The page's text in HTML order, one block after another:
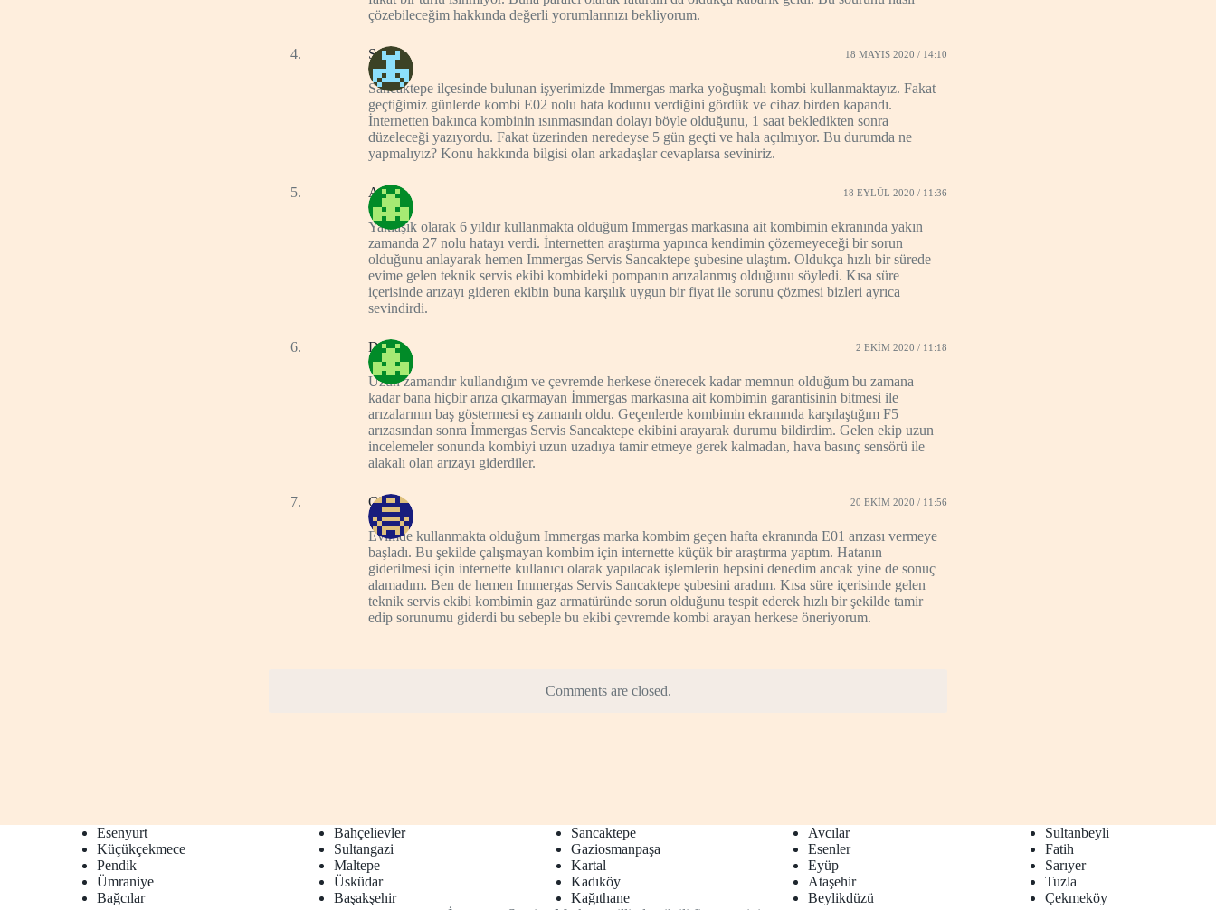
çözebileceğim hakkında değerli yorumlarınızı bekliyorum.
Selim 18 MAYIS 2020 / 14:10
Sancaktepe ilçesinde bulunan işyerimizde Immergas marka yoğuşmalı kombi kullanmaktayız. Fakat
geçtiğimiz günlerde kombi E02 nolu hata kodunu verdiğini gördük ve cihaz birden kapandı.
İnternetten bakınca kombinin ısınmasından dolayı böyle olduğunu, 1 saat bekledikten sonra
düzeleceği yazıyordu. Fakat üzerinden neredeyse 5 gün geçti ve hala açılmıyor. Bu durumda ne
yapmalıyız? Konu hakkında bilgisi olan arkadaşlar cevaplarsa seviniriz.
Ayşe 18 EYLÜL 2020 / 11:36
Yaklaşık olarak 6 yıldır kullanmakta olduğum Immergas markasına ait kombimin ekranında yakın
zamanda 27 nolu hatayı verdi. İnternetten araştırma yapınca kendimin çözemeyeceği bir sorun
olduğunu anlayarak hemen Immergas Servis Sancaktepe şubesine ulaştım. Oldukça hızlı bir sürede
evime gelen teknik servis ekibi kombideki pompanın arızalanmış olduğunu söyledi. Kısa süre
içerisinde arızayı gideren ekibin buna karşılık uygun bir fiyat ile sorunu çözmesi bizleri ayrıca
sevindirdi.
Deniz 2 EKIM 2020 / 11:18
Uzun zamandır kullandığım ve çevremde herkese önerecek kadar memnun olduğum bu zamana
kadar bana hiçbir arıza çıkarmayan İmmergas markasına ait kombimin garantisinin bitmesi ile
arızalarının baş göstermesi eş zamanlı oldu. Geçenlerde kombimin ekranında karşılaştığım F5
arızasından sonra İmmergas Servis Sancaktepe ekibini arayarak durumu bildirdim. Gelen ekip uzun
incelemeler sonunda kombiyi uzun uzadıya tamir etmeye gerek kalmadan, hava basınç sensörü ile
alakalı olan arızayı giderdiler.
Cihan 20 EKIM 2020 / 11:56
Evimde kullanmakta olduğum Immergas marka kombim geçen hafta ekranında E01 arızası vermeye
başladı. Bu şekilde çalışmayan kombim için internette küçük bir araştırma yaptım. Hatanın
giderilmesi için internette kullanıcı olarak yapılacak işlemlerin hepsini denedim ancak yine de sonuç
alamadım. Ben de hemen Immergas Servis Sancaktepe şubesini aradım. Kısa süre içerisinde gelen
teknik servis ekibi kombimin gaz armatüründe sorun olduğunu tespit ederek hızlı bir şekilde tamir
edip sorunumu giderdi bu sebeple bu ekibi çevremde kombi arayan herkese öneriyorum.
Comments are closed.
Esenyurt
Küçükçekmece
Pendik
Ümraniye
Bağcılar
Bahçelievler
Sultangazi
Maltepe
Üsküdar
Başakşehir
Sancaktepe
Gaziosmanpaşa
Kartal
Kadıköy
Kağıthane
Avcılar
Esenler
Eyüp
Ataşehir
Beylikdüzü
Sultanbeyli
Fatih
Sarıyer
Tuzla
Çekmeköy